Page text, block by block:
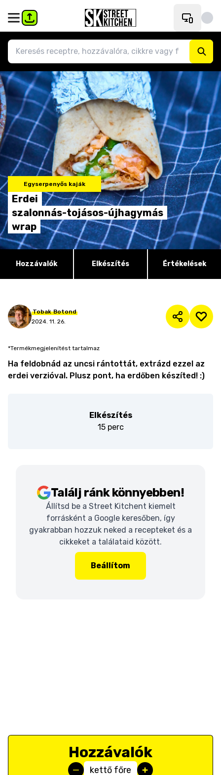
Egyserpenyős kaják
Erdei
szalonnás-tojásos-újhagymás
wrap
Hozzávalók Elkészítés Értékelések
Tobak Botond
2024. 11. 26.
*Termékmegjelenítést tartalmaz
Ha feldobnád az uncsi rántottát, extrázd ezzel az
erdei verzióval. Plusz pont, ha erdőben készíted! :)
Elkészítés
15 perc
Találj ránk könnyebben!
Állítsd be a Street Kitchent kiemelt
forrásként a Google keresőben, így
gyakrabban hozzuk neked a recepteket és a
cikkeket a találataid között.
Beállítom
Hozzávalók
kettő főre